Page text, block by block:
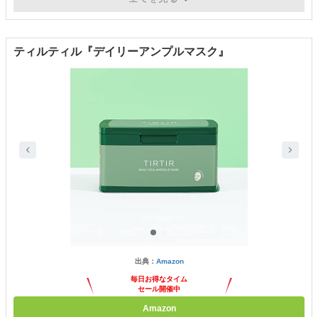
ティルティル『デイリーアンプルマスク』
出典： Amazon
毎日お得なタイム
セール開催中
Amazon